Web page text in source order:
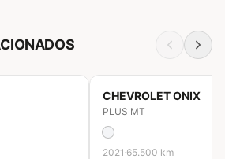
CHEVROLETONIX
PLUS MT
2021 65.500 km